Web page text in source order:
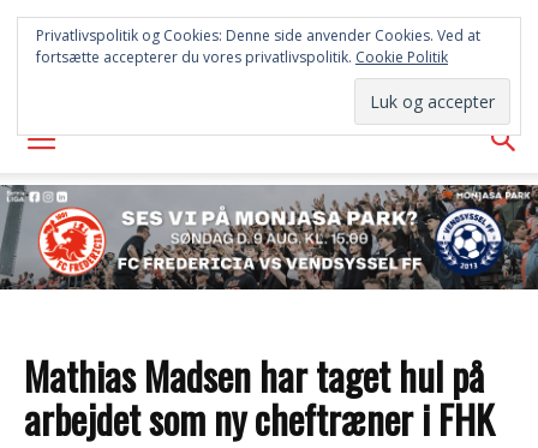
FREDERICIA
AVISEN
Mathias Madsen har taget hul på
arbejdet som ny cheftræner i FHK
Privatlivspolitik og Cookies: Denne side anvender Cookies. Ved at
fortsætte accepterer du vores privatlivspolitik. Cookie Politik